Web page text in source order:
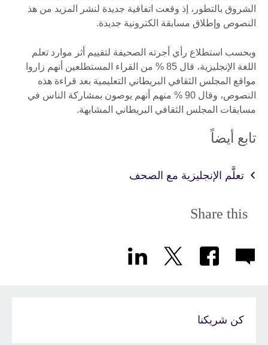
الشروق بالتطور، إذ وقعت اتفاقية جديدة لنشر المزيد من هذ
النصوص وإطلاق مسابقة الكترونية جديدة.
وبحسب استطلاع رأي أجرته الصحيفة لتقييم أثر موارد تعلم
اللغة الإنجليزية، قال 85 % من القراء المستطلعين أنهم زاروا
مواقع المجلس الثقافي البريطاني التعليمية بعد قراءة هذه
النصوص، وقال 90 % منهم أنهم يوصون بمشاركة الناس في
مسابقات المجلس الثقافي البريطاني المشابهة.
تابع أيضاً
تعلَّم الإنجليزية مع الصحف
Share this
كن شريكنا